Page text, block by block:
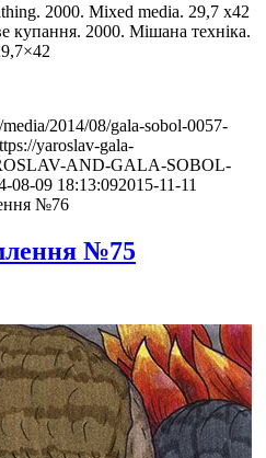
2000. Mixed media. 29,7 x42
купання. 2000. Мішана техніка.
2014/08/gala-sobol-0057-
yaroslav-gala-
AND-GALA-SOBOL-
08-09 18:13:092015-11-11
№76
№75